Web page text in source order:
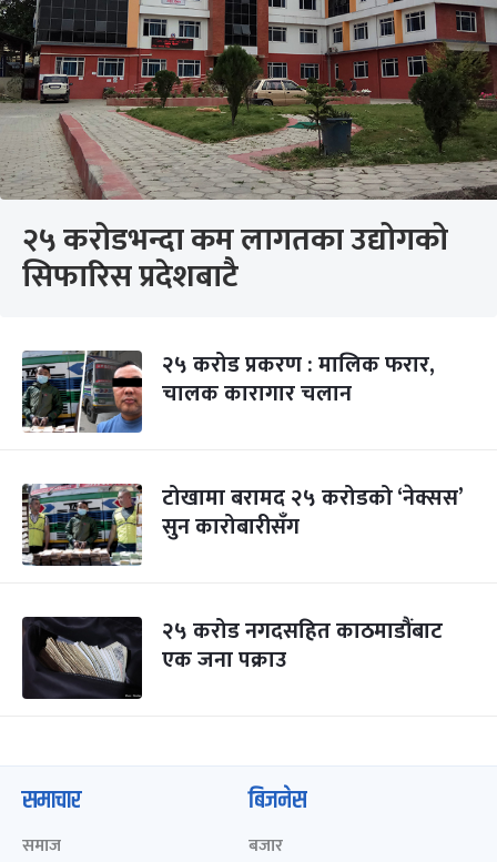
२५ करोडभन्दा कम लागतका उद्योगको
सिफारिस प्रदेशबाटै
२५ करोड प्रकरण : मालिक फरार,
चालक कारागार चलान
टोखामा बरामद २५ करोडको ‘नेक्सस’
सुन कारोबारीसँग
२५ करोड नगदसहित काठमाडौंबाट
एक जना पक्राउ
समाचार
समाज
बिजनेस
बजार